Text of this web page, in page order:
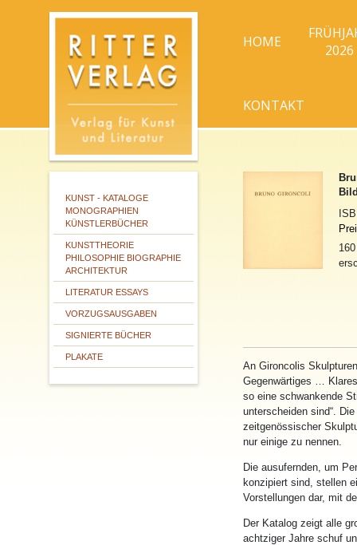
HOME
2026
KONTAKT
KUNST - KATALOGE
MONOGRAPHIEN
KÜNSTLERBÜCHER
KUNSTTHEORIE
PHILOSOPHIE BIOGRAPHIE
ARCHITEKTUR
LITERATUR ESSAYS
VORZUGSAUSGABEN
SIGNIERTE BÜCHER
PLAKATE
An Gironcolis
Gegenwärtiges …
so eine schwankende
unterscheiden sind“.
zeitgenössischer
nur einige zu nennen.
Die ausufernden, um
konzipiert sind, stellen
Vorstellungen dar, mit
Der Katalog zeigt alle
achtziger Jahre schuf